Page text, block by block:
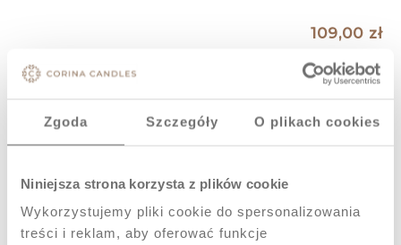
Zgoda Szczegóły O plikach cookies
Niniejsza strona korzysta z plików cookie
Wykorzystujemy pliki cookie do spersonalizowania
treści i reklam, aby oferować funkcje
109,00 zł
Do koszyka
Maneki Neko - świeca kot szczęścia w
na
wyczerpaniu
48 godzin